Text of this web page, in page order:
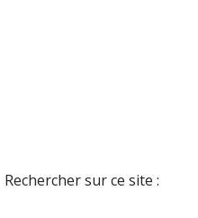
Rechercher sur ce site :